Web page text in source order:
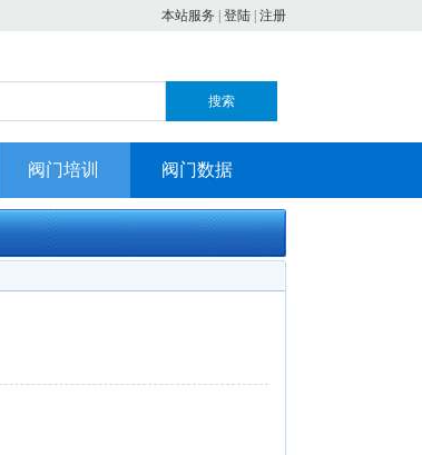
本站服务 登陆 注册
搜索
阀门培训 阀门数据